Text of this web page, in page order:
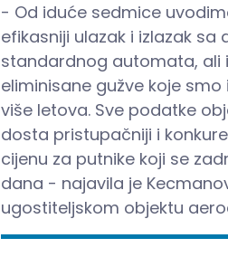
- Od iduće sedmice
efikasniji ulazak i izlazak
standardnog automata, ali
eliminisane gužve koje
više letova. Sve podatke
dosta pristupačniji i
cijenu za putnike koji se
dana - najavila je
ugostiteljskom objektu